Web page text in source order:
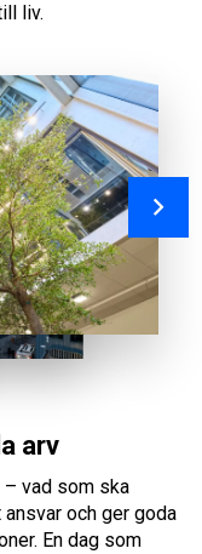
liv.
arv
– vad som ska
och ger goda
En dag som